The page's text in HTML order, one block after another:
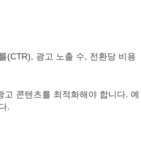
(CTR), 광고 노출 수, 전환당 비용
콘텐츠를 최적화해야 합니다. 예
.